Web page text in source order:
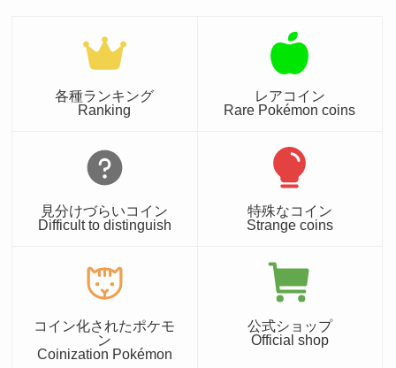
各種ランキング
Ranking
レアコイン
Rare Pokémon coins
見分けづらいコイン
Difficult to distinguish
特殊なコイン
Strange coins
コイン化されたポケモ
ン
Coinization Pokémon
公式ショップ
Official shop